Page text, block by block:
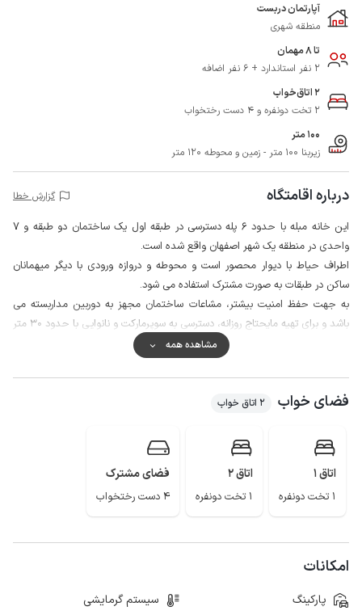
آپارتمان دربست
منطقه شهری
تا 8 مهمان
2 نفر استاندارد + 6 نفر اضافه
2 اتاق‌خواب
2 تخت دونفره و 4 دست رختخواب
100 متر
زیربنا 100 متر - زمین و محوطه 120 متر
درباره اقامتگاه گزارش خطا
این خانه مبله با حدود 6 پله دسترسی در طبقه اول یک ساختمان دو طبقه و 7
واحدی در منطقه یک شهر اصفهان واقع شده است.
اطراف حیاط با دیوار محصور است و محوطه و دروازه ورودی با دیگر میهمانان
ساکن در طبقات به صورت مشترک استفاده می شود.
به جهت حفظ امنیت بیشتر، مشاعات ساختمان مجهز به دوربین مداربسته می
باشد و برای تهیه مایحتاج روزانه، دسترسی به سوپرمارکت و نانوایی با حدود 30 متر
کیفیت پوشش شبکه تلفن همراه برای دو اپراتور همراه اول و ایرانسل در مکالمه
عالی و دسترسی به اینترنت به صورت 4g می باشد.
مشاهده همه
فضای خواب 2 اتاق خواب
اتاق 1
1 تخت دونفره
اتاق 2
1 تخت دونفره
فضای مشترک
4 دست رختخواب
امکانات
پارکینگ
سیستم گرمایشی